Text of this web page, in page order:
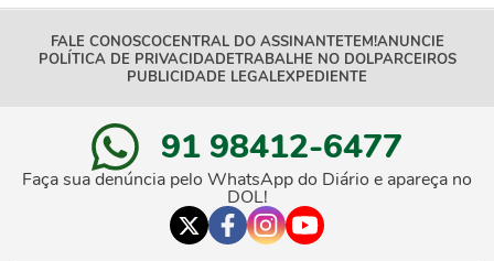
FALE CONOSCOCENTRAL DO ASSINANTETEM!ANUNCIE
POLÍTICA DE PRIVACIDADETRABALHE NO DOLPARCEIROS
PUBLICIDADE LEGALEXPEDIENTE
91 98412-6477
Faça sua denúncia pelo WhatsApp do Diário e apareça no
DOL!